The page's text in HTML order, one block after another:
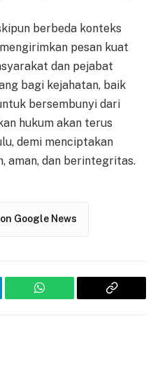
berbeda konteks
pesan kuat
dan pejabat
bagi kejahatan, baik
bersembunyi dari
hukum akan terus
demi menciptakan
aman, dan berintegritas.
Google News
WhatsApp
Copy